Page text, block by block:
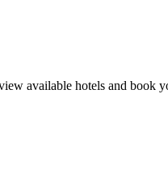
available hotels and book